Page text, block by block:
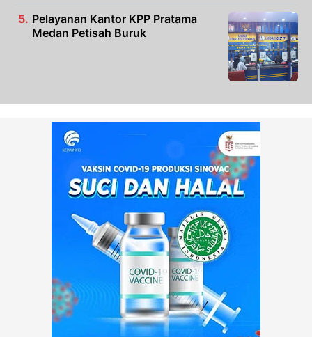
Pelayanan Kantor KPP Pratama
Medan Petisah Buruk